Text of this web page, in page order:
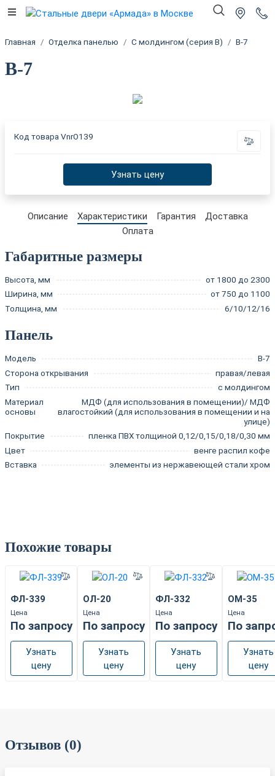
Главная Отделка панелью С молдингом (серия В) В-7
В-7
Описание Характеристики Гарантия
Доставка
Оплата
Габаритные размеры
Высота, мм
от 1800 до 2300
Ширина, мм
от 750 до 1100
Толщина, мм
6/10/12/16
Панель
Модель
В-7
Сторона открывания
правая/левая
Тип
с молдингом
Материал
основы
МДФ (для использования в помещении)/ МДФ
влагостойкий (для использования в помещении и на
улице)
Покрытие
пленка ПВХ толщиной 0,12/0,15/0,18/0,30 мм
Цвет
венге распил кофе
Вставка
элементы из нержавеющей стали хром
Код товара VnrO139
Узнать цену
Похожие товары
ФЛ-339
Цена
По запросу
Узнать
цену
ОЛ-20
Цена
По запросу
Узнать
цену
ФЛ-332
Цена
По запросу
Узнать
цену
ОМ-35
Цена
По
Узнать
цену
Отзывов (0)